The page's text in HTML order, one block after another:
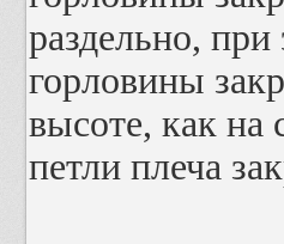
раздельно,
горловины
высоте, как на
петли плеча